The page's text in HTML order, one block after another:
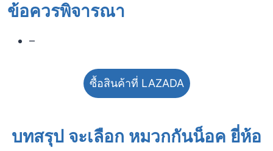
ข้อควรพิจารณา​
–
ซื้อสินค้าที่ LAZADA
บทสรุป จะเลือก หมวกกันน็อค ยี่ห้อ